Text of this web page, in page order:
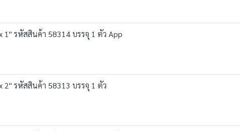
1" รหัสสินค้า 58314 บรรจุ 1 ตัว App
2" รหัสสินค้า 58313 บรรจุ 1 ตัว